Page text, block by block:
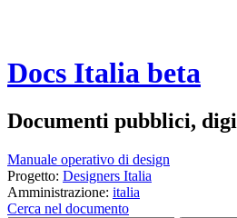
Docs Italia beta
Documenti pubblici,
Manuale operativo di design
Progetto: Designers Italia
Amministrazione: italia
Cerca nel documento